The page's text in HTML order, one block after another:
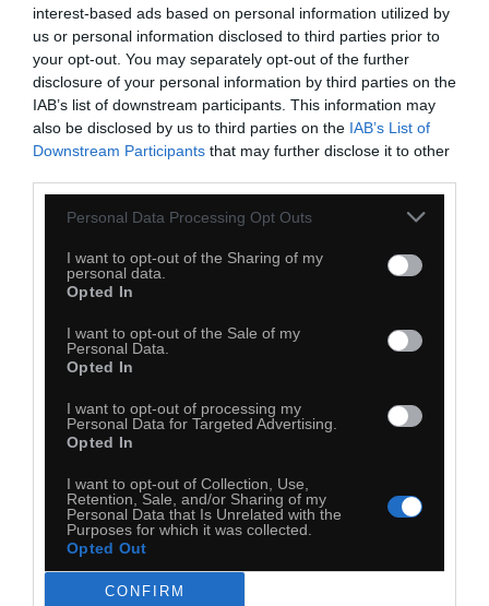
interest-based ads based on personal information utilized by
us or personal information disclosed to third parties prior to
your opt-out. You may separately opt-out of the further
disclosure of your personal information by third parties on the
IAB’s list of downstream participants. This information may
also be disclosed by us to third parties on the IAB’s List of
Downstream Participants that may further disclose it to other
Personal Data Processing Opt Outs
I want to opt-out of the Sharing of my
personal data.
Opted In
I want to opt-out of the Sale of my
Personal Data.
Opted In
I want to opt-out of processing my
Personal Data for Targeted Advertising.
Opted In
I want to opt-out of Collection, Use,
Retention, Sale, and/or Sharing of my
Personal Data that Is Unrelated with the
Purposes for which it was collected.
Opted Out
CONFIRM
Co to ma być